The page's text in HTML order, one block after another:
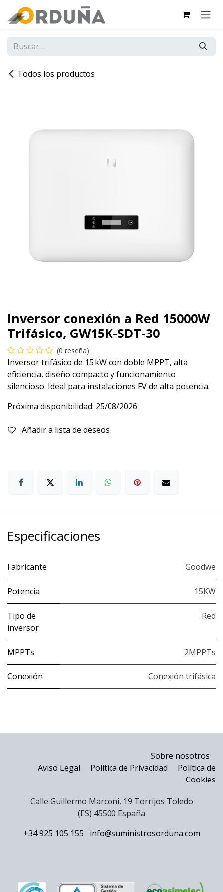
Todos los productos
Inversor conexión a Red 15000W
Trifásico, GW15K-SDT-30
(0 reseña)
Inversor trifásico de 15 kW con doble MPPT, alta
eficiencia, diseño compacto y funcionamiento
silencioso. Ideal para instalaciones FV de alta potencia.
Próxima disponibilidad: 25/08/2026
Añadir a lista de deseos
Especificaciones
Fabricante Goodwe
Potencia 15KW
Tipo de
inversor
Red
MPPTs 2MPPTs
Conexión Conexión trifásica
Sobre nosotros
Aviso Legal
Política de Privacidad
Política de
Cookies
Calle Guillermo Marconi, 19 Torrijos Toledo
(ES) 45500 España
+34 925 105 155
info@suministrosorduna.com